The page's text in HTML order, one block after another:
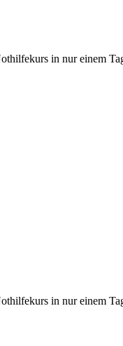
in nur einem
in nur einem